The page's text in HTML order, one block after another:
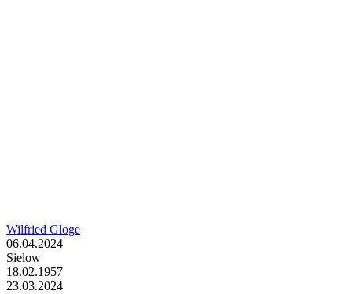
Wilfried Gloge
06.04.2024
Sielow
18.02.1957
23.03.2024